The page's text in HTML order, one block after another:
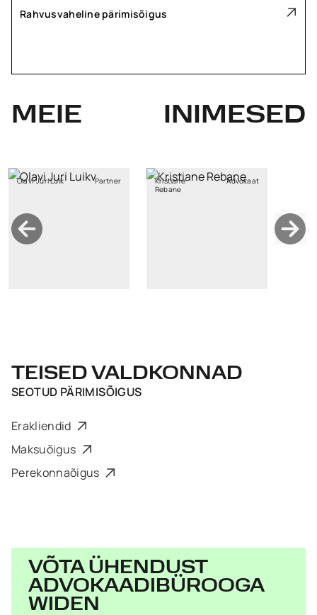
Rahvusvaheline pärimisõigus
MEIE INIMESED
Olavi-Jüri Luik Partner
Kristiane
Rebane
Advokaat
TEISED VALDKONNAD
SEOTUD PÄRIMISÕIGUS
Erakliendid
Maksuõigus
Perekonnaõigus
VÕTA ÜHENDUST
ADVOKAADIBÜROOGA
WIDEN